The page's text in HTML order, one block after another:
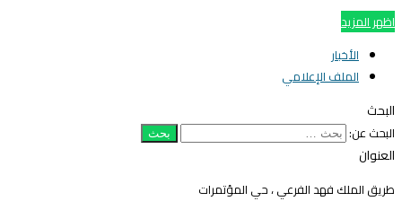
المزيد
الأخبار
الملف الإعلامي
عن:
الملك فهد الفرعي ، حي المؤتمرات